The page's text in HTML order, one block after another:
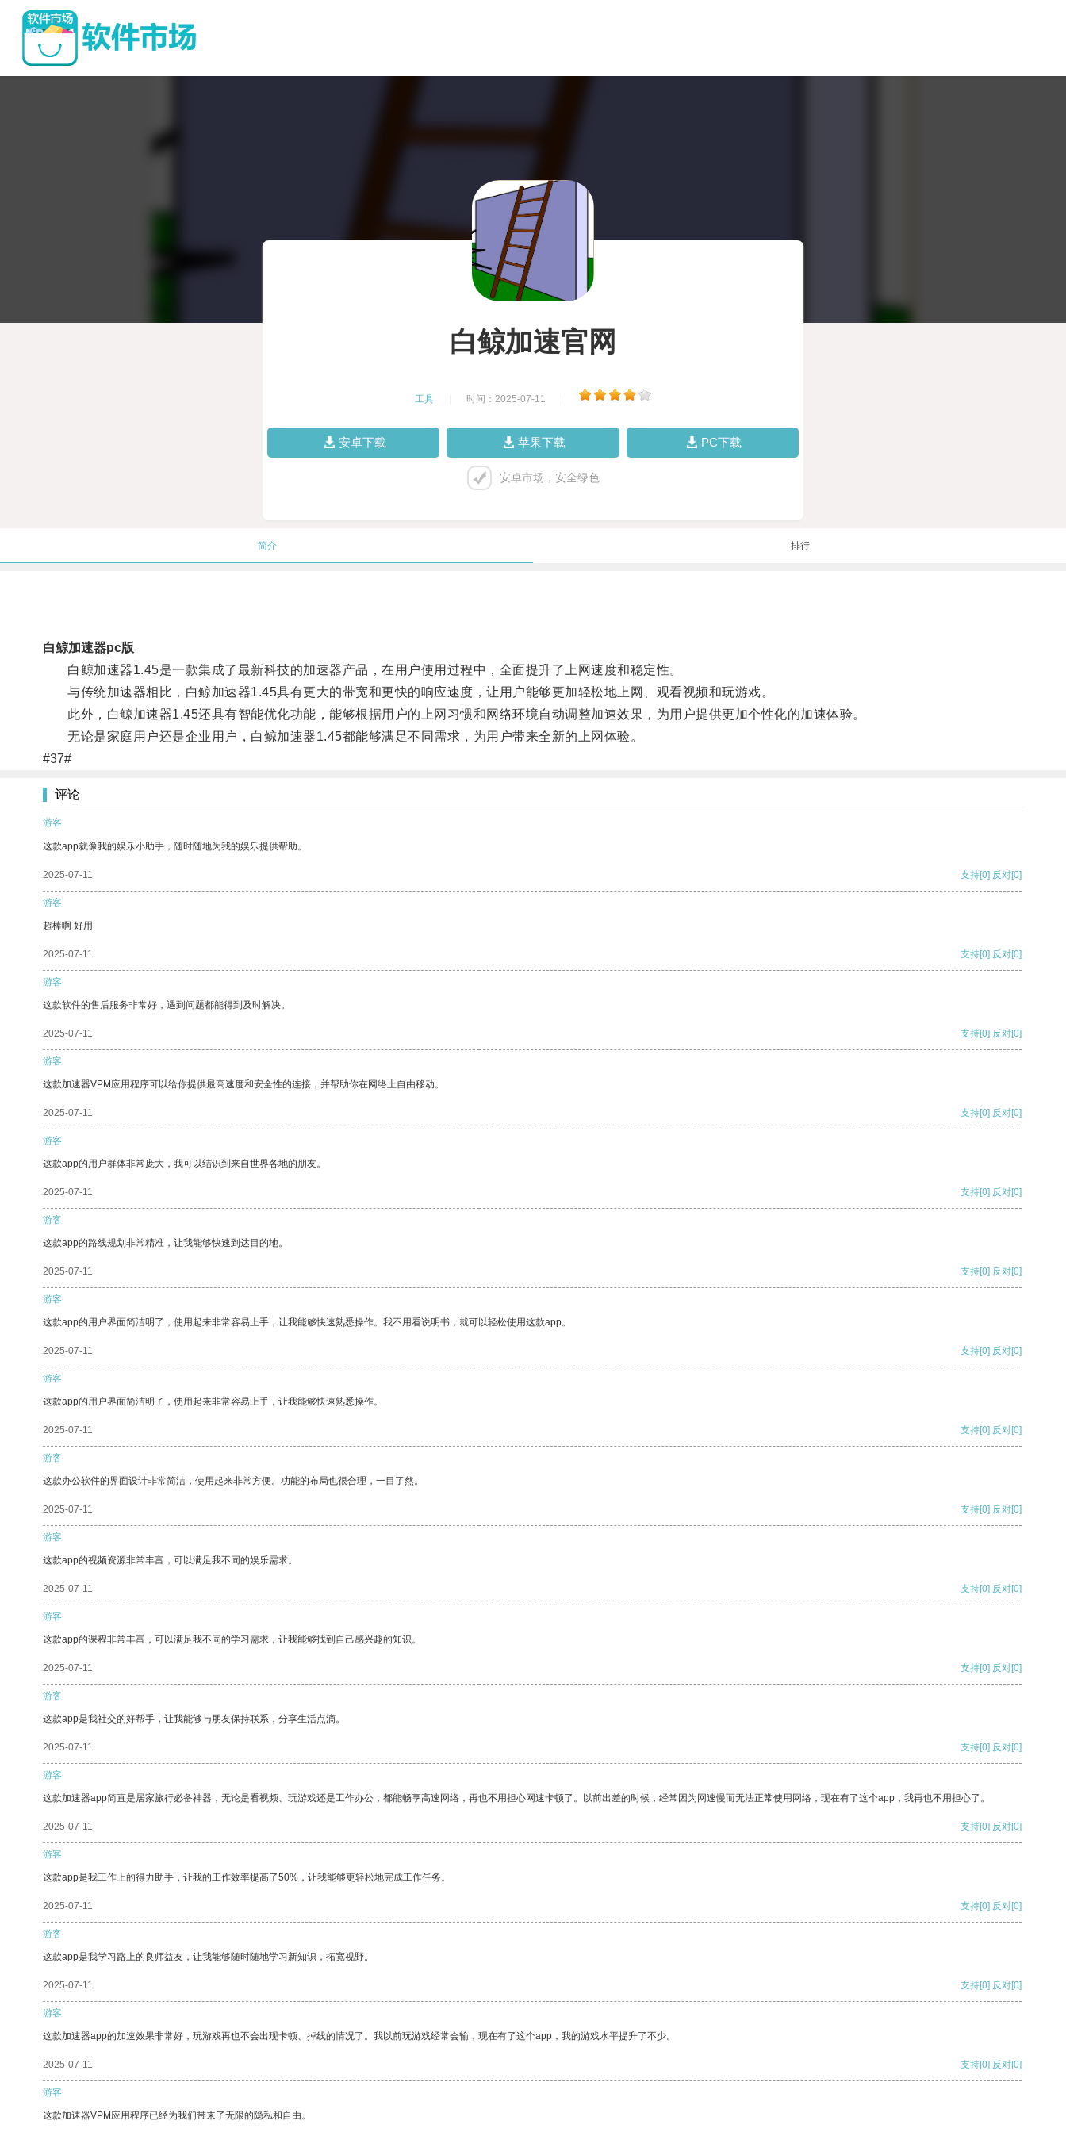
白鲸加速官网
工具 时间：2025-07-11
安卓下载 苹果下载 PC下载
安卓市场，安全绿色
简介 排行
白鲸加速器pc版
白鲸加速器1.45是一款集成了最新科技的加速器产品，在用户使用过程中，全面提升了上网速度和稳定性。
与传统加速器相比，白鲸加速器1.45具有更大的带宽和更快的响应速度，让用户能够更加轻松地上网、观看视频和玩游戏。
此外，白鲸加速器1.45还具有智能优化功能，能够根据用户的上网习惯和网络环境自动调整加速效果，为用户提供更加个性化的加速体验。
无论是家庭用户还是企业用户，白鲸加速器1.45都能够满足不同需求，为用户带来全新的上网体验。
#37#
评论
游客
这款app就像我的娱乐小助手，随时随地为我的娱乐提供帮助。
2025-07-11 支持[0] 反对[0]
游客
超棒啊 好用
2025-07-11 支持[0] 反对[0]
游客
这款软件的售后服务非常好，遇到问题都能得到及时解决。
2025-07-11 支持[0] 反对[0]
游客
这款加速器VPM应用程序可以给你提供最高速度和安全性的连接，并帮助你在网络上自由移动。
2025-07-11 支持[0] 反对[0]
游客
这款app的用户群体非常庞大，我可以结识到来自世界各地的朋友。
2025-07-11 支持[0] 反对[0]
游客
这款app的路线规划非常精准，让我能够快速到达目的地。
2025-07-11 支持[0] 反对[0]
游客
这款app的用户界面简洁明了，使用起来非常容易上手，让我能够快速熟悉操作。我不用看说明书，就可以轻松使用这款app。
2025-07-11 支持[0] 反对[0]
游客
这款app的用户界面简洁明了，使用起来非常容易上手，让我能够快速熟悉操作。
2025-07-11 支持[0] 反对[0]
游客
这款办公软件的界面设计非常简洁，使用起来非常方便。功能的布局也很合理，一目了然。
2025-07-11 支持[0] 反对[0]
游客
这款app的视频资源非常丰富，可以满足我不同的娱乐需求。
2025-07-11 支持[0] 反对[0]
游客
这款app的课程非常丰富，可以满足我不同的学习需求，让我能够找到自己感兴趣的知识。
2025-07-11 支持[0] 反对[0]
游客
这款app是我社交的好帮手，让我能够与朋友保持联系，分享生活点滴。
2025-07-11 支持[0] 反对[0]
游客
这款加速器app简直是居家旅行必备神器，无论是看视频、玩游戏还是工作办公，都能畅享高速网络，再也不用担心网速卡顿了。以前出差的时候，经常因为网速慢而无法正常使用网络，现在有了这个app，我再也不用担心了。
2025-07-11 支持[0] 反对[0]
游客
这款app是我工作上的得力助手，让我的工作效率提高了50%，让我能够更轻松地完成工作任务。
2025-07-11 支持[0] 反对[0]
游客
这款app是我学习路上的良师益友，让我能够随时随地学习新知识，拓宽视野。
2025-07-11 支持[0] 反对[0]
游客
这款加速器app的加速效果非常好，玩游戏再也不会出现卡顿、掉线的情况了。我以前玩游戏经常会输，现在有了这个app，我的游戏水平提升了不少。
2025-07-11 支持[0] 反对[0]
游客
这款加速器VPM应用程序已经为我们带来了无限的隐私和自由。